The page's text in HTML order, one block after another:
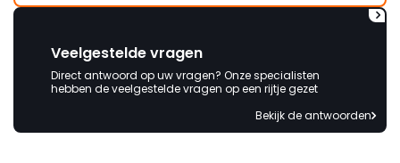
Veelgestelde vragen
Direct antwoord op uw vragen? Onze specialisten
hebben de veelgestelde vragen op een rijtje gezet
Bekijk de antwoorden